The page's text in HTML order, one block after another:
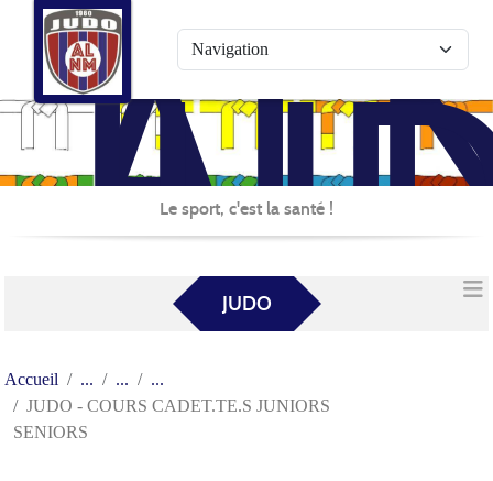
Le sport, c'est la santé !
JUDO
Accueil
JUDO - COURS CADET.TE.S JUNIORS
SENIORS
Panneau de gestion des cookies